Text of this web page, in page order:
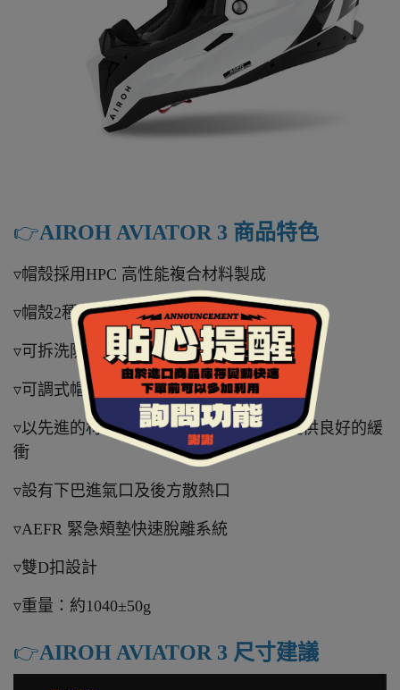
👉️AIROH AVIATOR 3 商品特色
▿帽殼採用HPC 高性能複合材料製成
▿帽殼2種尺寸 ( XS-M / L-XL )
▿可拆洗防過敏透氣內襯
▿可調式帽簷
▿以先進的材料製成 AMS 2 Plus ，可以提供良好的緩
衝
▿設有下巴進氣口及後方散熱口
▿AEFR 緊急頰墊快速脫離系統
▿雙D扣設計
▿重量：約1040±50g
👉️AIROH AVIATOR 3 尺寸建議